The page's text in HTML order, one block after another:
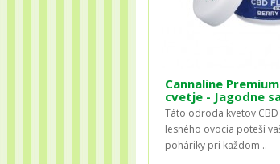
Cannaline Premium
cvetje - Jagodne
Táto odroda kvetov
lesného ovocia poteší
poháriky pri každom ..